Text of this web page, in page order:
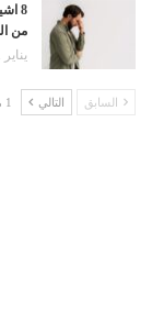
8
من
يناير 21, 2024
السابق التالي 1 من 6